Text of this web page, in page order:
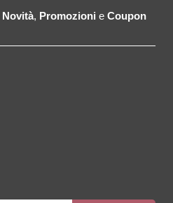
Novità, Promozioni e Coupon